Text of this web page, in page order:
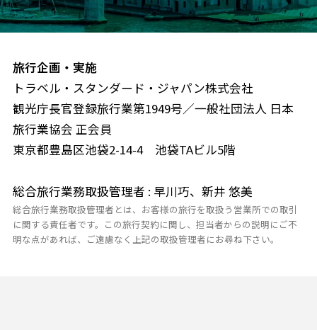
旅行企画・実施
トラベル・スタンダード・ジャパン株式会社
観光庁長官登録旅行業第1949号／一般社団法人 日本
旅行業協会 正会員
東京都豊島区池袋2-14-4 池袋TAビル5階
総合旅行業務取扱管理者 : 早川巧、新井 悠美
総合旅行業務取扱管理者とは、お客様の旅行を取扱う営業所での取引
に関する責任者です。この旅行契約に関し、担当者からの説明にご不
明な点があれば、ご遠慮なく上記の取扱管理者にお尋ね下さい。